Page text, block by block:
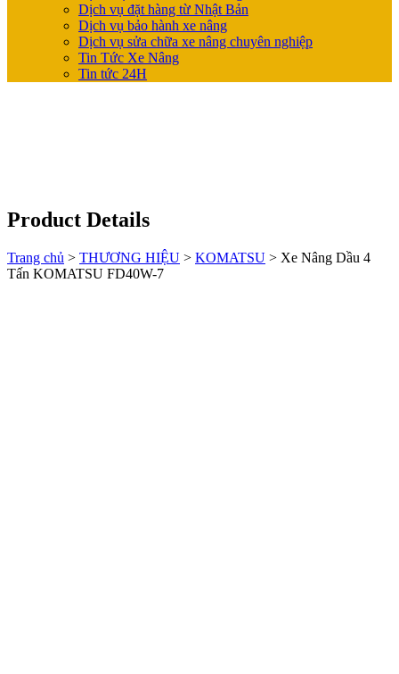
Dịch vụ đặt hàng từ Nhật Bản
Dịch vụ bảo hành xe nâng
Dịch vụ sửa chữa xe nâng chuyên nghiệp
Tin Tức Xe Nâng
Tin tức 24H
Product Details
Trang chủ > THƯƠNG HIỆU > KOMATSU > Xe Nâng Dầu 4
Tấn KOMATSU FD40W-7